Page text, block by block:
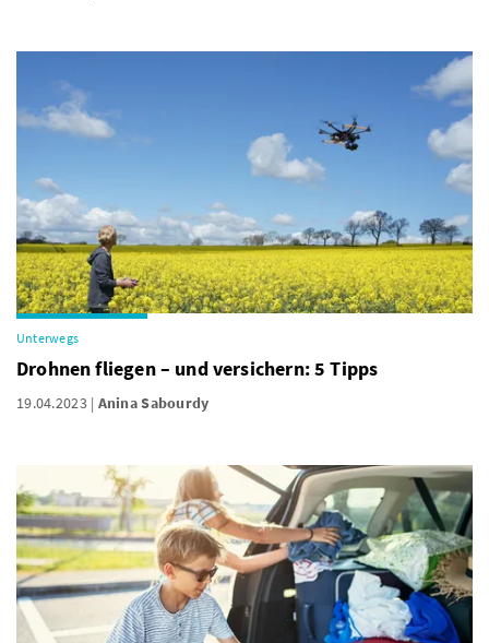
Unterwegs
Drohnen fliegen – und versichern: 5 Tipps
19.04.2023 Anina Sabourdy